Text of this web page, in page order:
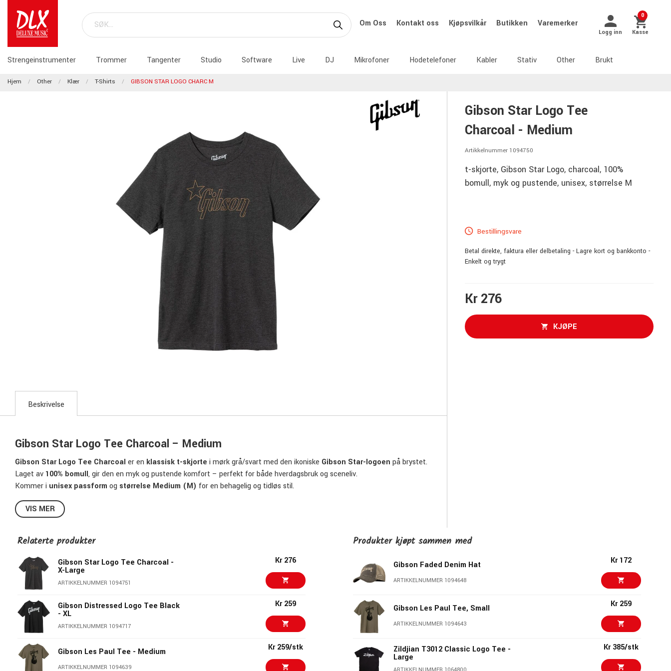
Om Oss Kontakt oss Kjøpsvilkår Butikken Varemerker
Logg inn
0
Kasse
Strengeinstrumenter Trommer Tangenter Studio Software Live DJ Mikrofoner Hodetelefoner Kabler Stativ Other Brukt
Hjem Other Klær T-Shirts GIBSON STAR LOGO CHARC M
Gibson Star Logo Tee
Charcoal - Medium
Artikkelnummer 1094750
t-skjorte, Gibson Star Logo, charcoal, 100%
bomull, myk og pustende, unisex, størrelse M
Bestillingsvare
Betal direkte, faktura eller delbetaling - Lagre kort og bankkonto -
Enkelt og trygt
Kr 276
KJØPE
Beskrivelse
Gibson Star Logo Tee Charcoal – Medium
Gibson Star Logo Tee Charcoal er en klassisk t-skjorte i mørk grå/svart med den ikoniske Gibson Star-logoen på brystet.
Laget av 100% bomull, gir den en myk og pustende komfort – perfekt for både hverdagsbruk og sceneliv.
Kommer i unisex passform og størrelse Medium (M) for en behagelig og tidløs stil.
Egenskaper:
• Offisiell Gibson t-skjorte
• Størrelse: Medium (M)
• Materiale: 100% bomull
• Mykt og komfortabelt stoff
• Klassisk Gibson Star-logo foran
• Unisex passform
VIS MER
Relaterte produkter
Gibson Star Logo Tee Charcoal -
X-Large
ARTIKKELNUMMER 1094751
Kr 276
Gibson Distressed Logo Tee Black
- XL
ARTIKKELNUMMER 1094717
Kr 259
Gibson Les Paul Tee - Medium
ARTIKKELNUMMER 1094639
Kr 259/stk
Produkter kjøpt sammen med
Gibson Faded Denim Hat
ARTIKKELNUMMER 1094648
Kr 172
Gibson Les Paul Tee, Small
ARTIKKELNUMMER 1094643
Kr 259
Zildjian T3012 Classic Logo Tee -
Large
Kr 385/stk